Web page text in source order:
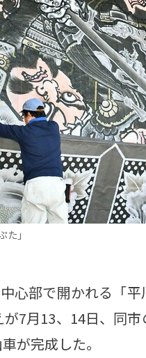
」
心部で開かれる「
7月13、14日、同
が完成した。